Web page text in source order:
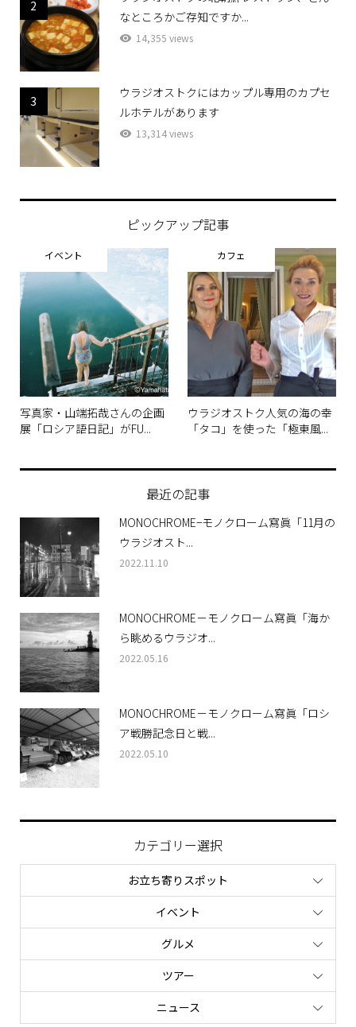
2
なところかご存知ですか...
14,355 views
3
ウラジオストクにはカップル専用のカプセ
ルホテルがあります
13,314 views
ピックアップ記事
イベント
写真家・山端拓哉さんの企画
展「ロシア語日記」がFU...
カフェ
ウラジオストク人気の海の幸
「タコ」を使った「極東風...
最近の記事
MONOCHROME−モノクローム寫眞「11月の
ウラジオスト...
2022.11.10
MONOCHROME－モノクローム寫眞「海か
ら眺めるウラジオ...
2022.05.16
MONOCHROME－モノクローム寫眞「ロシ
ア戦勝記念日と戦...
2022.05.10
カテゴリー選択
お立ち寄りスポット
イベント
グルメ
ツアー
ニュース